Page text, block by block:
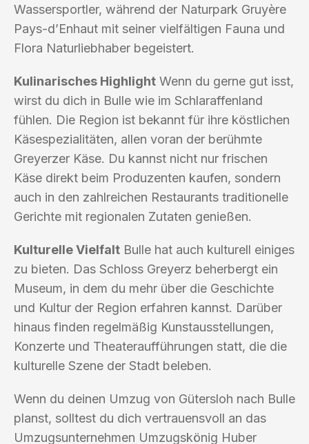
Wassersportler, während der Naturpark Gruyère
Pays-d’Enhaut mit seiner vielfältigen Fauna und
Flora Naturliebhaber begeistert.
Kulinarisches Highlight Wenn du gerne gut isst,
wirst du dich in Bulle wie im Schlaraffenland
fühlen. Die Region ist bekannt für ihre köstlichen
Käsespezialitäten, allen voran der berühmte
Greyerzer Käse. Du kannst nicht nur frischen
Käse direkt beim Produzenten kaufen, sondern
auch in den zahlreichen Restaurants traditionelle
Gerichte mit regionalen Zutaten genießen.
Kulturelle Vielfalt Bulle hat auch kulturell einiges
zu bieten. Das Schloss Greyerz beherbergt ein
Museum, in dem du mehr über die Geschichte
und Kultur der Region erfahren kannst. Darüber
hinaus finden regelmäßig Kunstausstellungen,
Konzerte und Theateraufführungen statt, die die
kulturelle Szene der Stadt beleben.
Wenn du deinen Umzug von Gütersloh nach Bulle
planst, solltest du dich vertrauensvoll an das
Umzugsunternehmen Umzugskönig Huber